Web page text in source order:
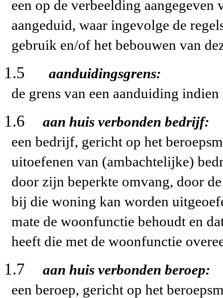
een op de verbeelding
aangeduid, waar ingevolge de
gebruik en/of het bebouwen van
1.5
aanduidingsgrens:
de grens van een aanduiding
1.6
aan huis verbonden bedrijf:
een bedrijf, gericht op het
uitoefenen van (ambachtelijke)
door zijn beperkte omvang, door
bij die woning kan worden
mate de woonfunctie behoudt en
heeft die met de woonfunctie
1.7
aan huis verbonden beroep:
een beroep, gericht op het